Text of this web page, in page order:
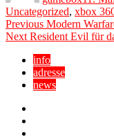
Uncategorized, xbox
Previous Previous
post:
Modern
Next Next
Resident Evil für
info
adresse
news